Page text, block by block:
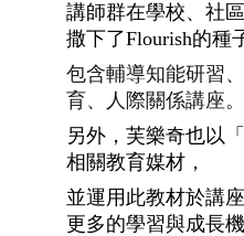
講師群在學校、社
撒下了Flourish的種
包含輔導知能研習
育、人際關係講座。
另外，芙樂奇也以
相關教育媒材，
並運用此教材於講
更多的學習與成長機